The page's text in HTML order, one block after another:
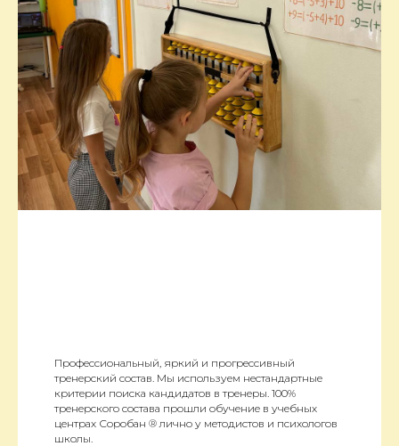
Профессиональный, яркий и прогрессивный
тренерский состав. Мы используем нестандартные
критерии поиска кандидатов в тренеры. 100%
тренерского состава прошли обучение в учебных
центрах Соробан ® лично у методистов и психологов
школы.